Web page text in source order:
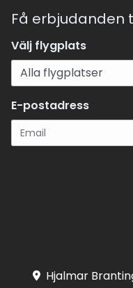
Få erbjudanden
Välj flygplats
E-postadress
Hjalmar